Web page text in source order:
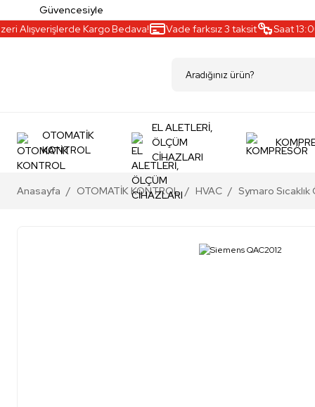
Güvencesiyle
Kargo Bedava! Vade farksız 3 taksit Saat 13:00’a
OTOMATİK
KONTROL
EL ALETLERİ,
ÖLÇÜM
CİHAZLARI
Anasayfa OTOMATİK KONTROL HVAC Symaro